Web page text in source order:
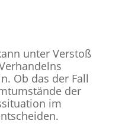
unter Verstoß
Ob das der Fall
der
im